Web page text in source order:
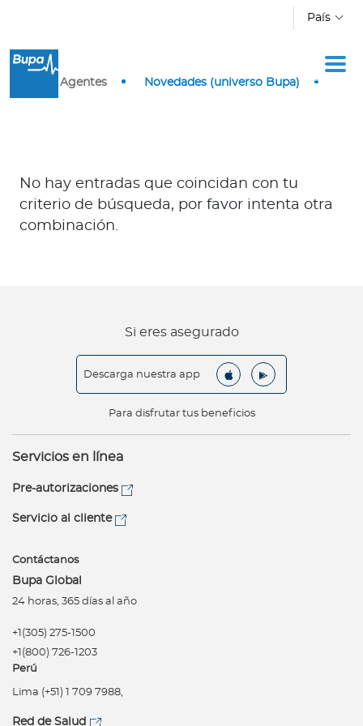
País
Ingresar a Mi Bupa
Agentes Novedades (universo Bupa)
No hay entradas que coincidan con tu
criterio de búsqueda, por favor intenta otra
combinación.
Si eres asegurado
Descarga nuestra app
Para disfrutar tus beneficios
Servicios en línea
Pre-autorizaciones
Servicio al cliente
Contáctanos
Bupa Global
24 horas, 365 días al año
+1(305) 275-1500
+1(800) 726-1203
Perú
Lima (+51) 1 709 7988,
Red de Salud